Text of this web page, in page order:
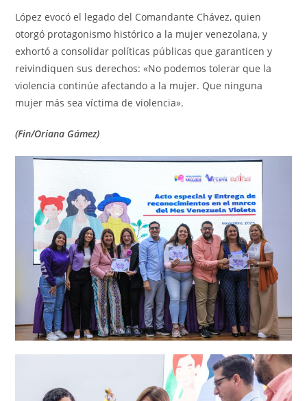
López evocó el legado del Comandante Chávez, quien
otorgó protagonismo histórico a la mujer venezolana, y
exhortó a consolidar políticas públicas que garanticen y
reivindiquen sus derechos: «No podemos tolerar que la
violencia continúe afectando a la mujer. Que ninguna
mujer más sea víctima de violencia».
(Fin/Oriana Gámez)